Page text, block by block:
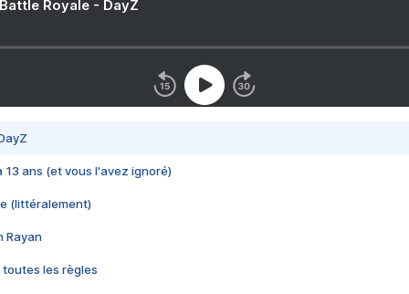
Royale - DayZ
13 ans (et vous l'avez ignoré)
(littéralement)
Rayan
toutes les règles